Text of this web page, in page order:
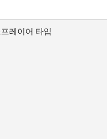
레이어 타입